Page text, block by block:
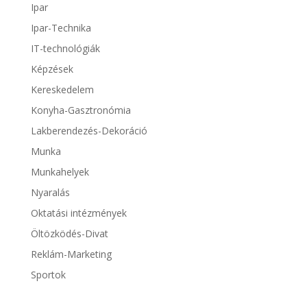
Ipar
Ipar-Technika
IT-technológiák
Képzések
Kereskedelem
Konyha-Gasztronómia
Lakberendezés-Dekoráció
Munka
Munkahelyek
Nyaralás
Oktatási intézmények
Öltözködés-Divat
Reklám-Marketing
Sportok